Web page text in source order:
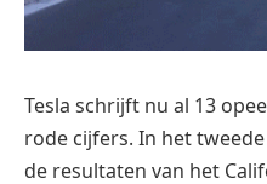
Tesla schrijft nu al 13
rode cijfers. In het
de resultaten van het